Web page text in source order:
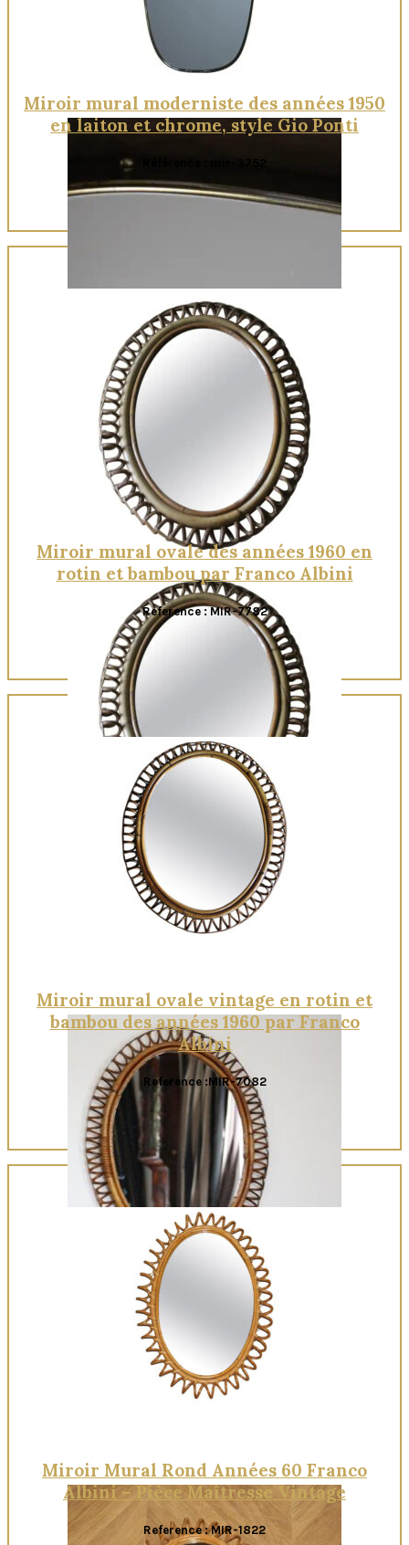
Miroir mural moderniste des années 1950
en laiton et chrome, style Gio Ponti
Miroir mural ovale des années 1960 en
rotin et bambou par Franco Albini
Reference : MIR-7782
Miroir mural ovale vintage en rotin et
bambou des années 1960 par Franco
Albini
Reference :MIR-7082
Miroir Mural Rond Années 60 Franco
Albini – Pièce Maîtresse Vintage
Reference : MIR-1822